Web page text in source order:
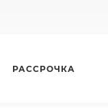
РАССРОЧКА